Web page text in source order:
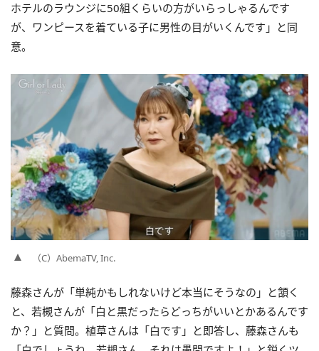
ホテルのラウンジに50組くらいの方がいらっしゃるんです
が、ワンピースを着ている子に男性の目がいくんです」と同
意。
（C）AbemaTV, Inc.
藤森さんが「単純かもしれないけど本当にそうなの」と頷く
と、若槻さんが「白と黒だったらどっちがいいとかあるんです
か？」と質問。植草さんは「白です」と即答し、藤森さんも